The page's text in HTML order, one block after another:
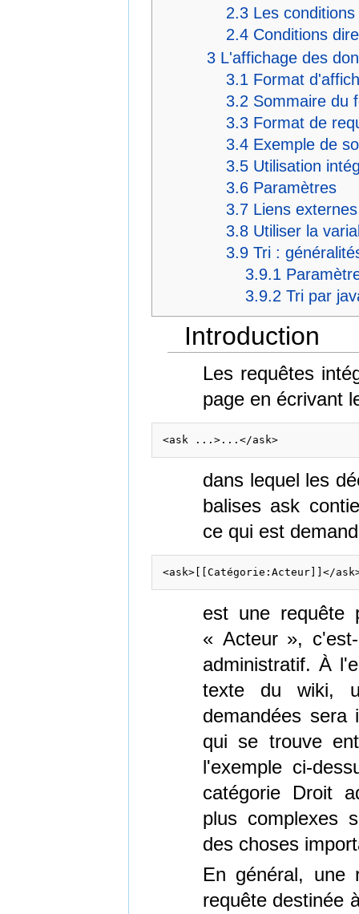
2.3 Les
2.4 Conditions
3 L'affichage des
3.1 Format
3.2 Sommaire du
3.3 Format de
3.4 Exemple de
3.5 Utilisation
3.6 Paramètres
3.7 Liens
3.8 Utiliser la
3.9 Tri :
3.9.1
3.9.2 Tri par
Introduction
Les requêtes
page en écrivant
<ask ...>...</ask>
dans lequel les
balises ask
ce qui est
est une requête
« Acteur »,
administratif. À
texte du wiki,
demandées sera
qui se trouve
l'exemple ci-
catégorie Droit
plus complexes
des choses
En général, une
requête destinée